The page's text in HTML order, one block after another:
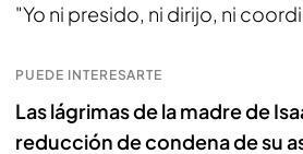
"Yo ni presido, ni dirijo, ni
PUEDE INTERESARTE
Las lágrimas de la madre de
reducción de condena de su